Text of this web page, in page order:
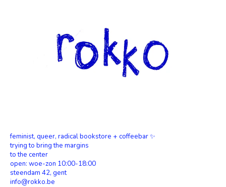
feminist, queer, radical bookstore + coffeebar ✨
trying to bring the margins
to the center
open: woe-zon 10:00-18:00
steendam 42, gent
info@rokko.be